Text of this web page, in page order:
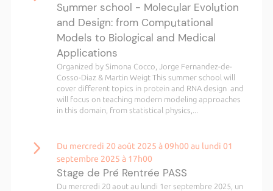
Summer school - Molecular Evolution
and Design: from Computational
Models to Biological and Medical
Applications
Organized by Simona Cocco, Jorge Fernandez-de-
Cosso-Diaz & Martin Weigt This summer school will
cover different topics in protein and RNA design and
will focus on teaching modern modeling approaches
in this domain, from statistical physics,...
Du mercredi 20 août 2025 à 09h00 au lundi 01
septembre 2025 à 17h00
Stage de Pré Rentrée PASS
Du mercredi 20 aout au lundi 1er septembre 2025, un